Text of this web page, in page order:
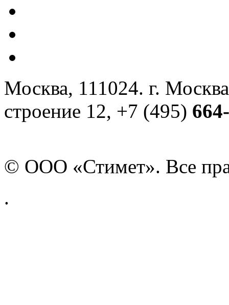
Москва, 111024. г.
строение 12, +7 (495)
© ООО «Стимет». Все
.